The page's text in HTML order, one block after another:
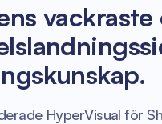
vackraste
HyperVisual för